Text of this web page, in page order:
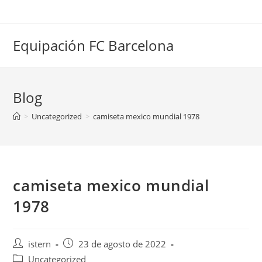
Equipación FC Barcelona
Blog
> Uncategorized > camiseta mexico mundial 1978
camiseta mexico mundial
1978
Autor
de
istern
Publicación
de
23 de agosto de 2022
Categoría
Uncategorized